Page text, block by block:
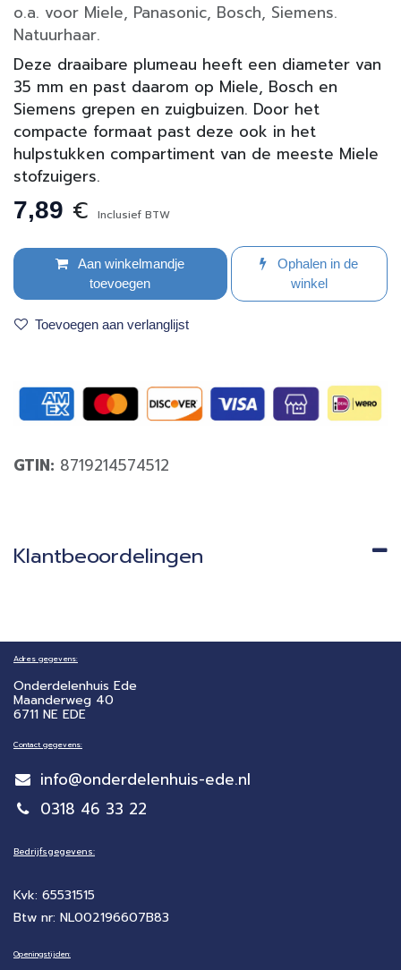
o.a. voor Miele, Panasonic, Bosch, Siemens.
Natuurhaar.
Deze draaibare plumeau heeft een diameter van
35 mm en past daarom op Miele, Bosch en
Siemens grepen en zuigbuizen. Door het
compacte formaat past deze ook in het
hulpstukken compartiment van de meeste Miele
stofzuigers.
7,89 € Inclusief BTW
Aan winkelmandje
toevoegen
Ophalen in de
winkel
Toevoegen aan verlanglijst
GTIN: 8719214574512
Klantbeoordelingen
Adres gegevens:
Onderdelenhuis Ede
Maanderweg 40
6711 NE EDE
Contact gegevens:
info@onderdelenhuis-ede.nl
0318 46 33 22
Bedrijfsgegevens:
Kvk: 65531515
Btw nr: NL002196607B83
Openingstijden: